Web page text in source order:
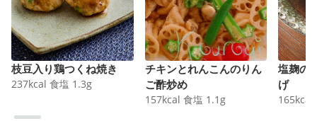
枝豆入り鶏つくね焼き
237kcal 食塩 1.3g
チキンとれんこんのりん
ご酢炒め
157kcal 食塩 1.1 g
塩麹の
げ
165kcal